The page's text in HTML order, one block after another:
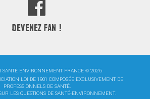
DEVENEZ FAN !
SANTÉ ENVIRONNEMENT FRANCE © 2026
LOI DE 1901 COMPOSÉE EXCLUSIVEMENT DE
PROFESSIONNELS DE SANTÉ.
LES QUESTIONS DE SANTÉ-ENVIRONNEMENT.